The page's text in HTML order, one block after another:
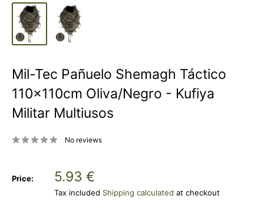
Mil-Tec Pañuelo Shemagh Táctico
110x110cm Oliva/Negro - Kufiya
Militar Multiusos
No reviews
Price:
Sale
price
5.93 €
Tax included Shipping calculated at checkout